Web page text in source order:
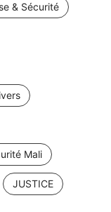
& Sécurité
Mali
JUSTICE